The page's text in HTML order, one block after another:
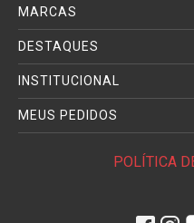
MARCAS
DESTAQUES
INSTITUCIONAL
MEUS PEDIDOS
POLÍTICA